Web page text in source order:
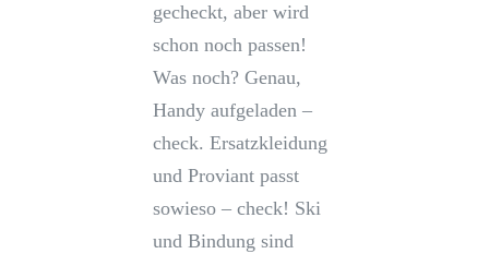
gecheckt, aber wird
schon noch passen!
Was noch? Genau,
Handy aufgeladen –
check. Ersatzkleidung
und Proviant passt
sowieso – check! Ski
und Bindung sind